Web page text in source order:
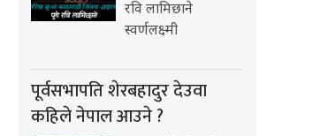
रवि लामिछाने
स्वर्णलक्ष्मी
पूर्वसभापति शेरबहादुर देउवा
कहिले नेपाल आउने ?